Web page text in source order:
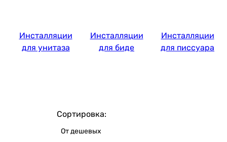
Инсталляции
для унитаза
Инсталляции
для биде
Инсталляции
для писсуара
Сортировка:
От дешевых